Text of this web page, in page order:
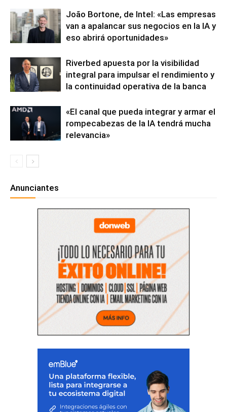
João Bortone, de Intel: «Las empresas
van a apalancar sus negocios en la IA y
eso abrirá oportunidades»
Riverbed apuesta por la visibilidad
integral para impulsar el rendimiento y
la continuidad operativa de la banca
«El canal que pueda integrar y armar el
rompecabezas de la IA tendrá mucha
relevancia»
Anunciantes